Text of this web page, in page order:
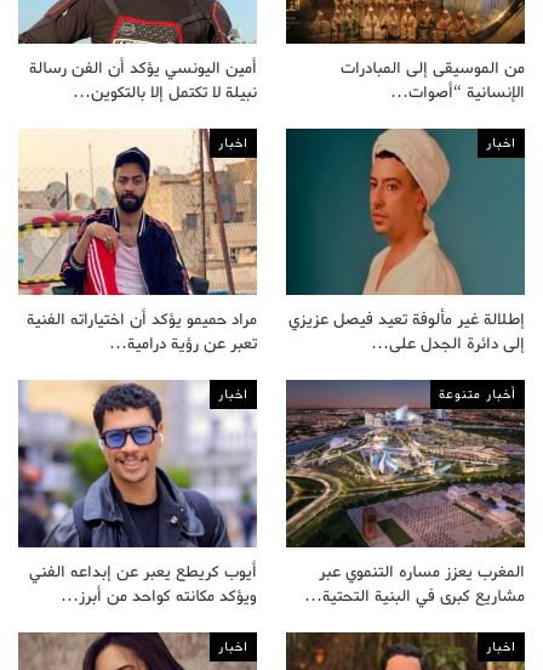
من الموسيقى إلى المبادرات
الإنسانية “أصوات…
أمين اليونسي يؤكد أن الفن رسالة
نبيلة لا تكتمل إلا بالتكوين…
اخبار
إطلالة غير مألوفة تعيد فيصل عزيزي
إلى دائرة الجدل على…
اخبار
مراد حميمو يؤكد أن اختياراته الفنية
تعبر عن رؤية درامية…
أخبار متنوعة
المغرب يعزز مساره التنموي عبر
مشاريع كبرى في البنية التحتية…
اخبار
أيوب كريطع يعبر عن إبداعه الفني
ويؤكد مكانته كواحد من أبرز…
اخبار اخبار